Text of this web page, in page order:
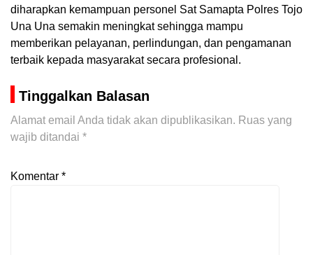
diharapkan kemampuan personel Sat Samapta Polres Tojo
Una Una semakin meningkat sehingga mampu
memberikan pelayanan, perlindungan, dan pengamanan
terbaik kepada masyarakat secara profesional.
Tinggalkan Balasan
Alamat email Anda tidak akan dipublikasikan. Ruas yang
wajib ditandai *
Komentar *